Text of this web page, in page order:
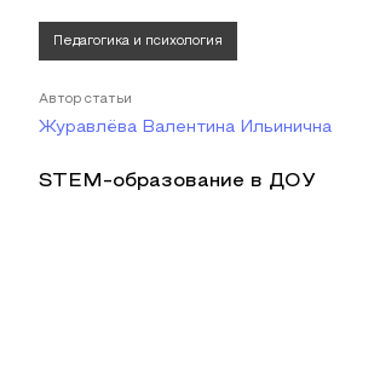
Педагогика и психология
Автор статьи
Журавлёва Валентина Ильинична
STEM-образование в ДОУ